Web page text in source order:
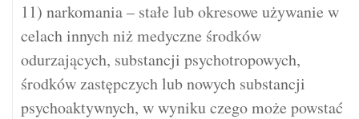
11) narkomania – stałe lub okresowe używanie w
celach innych niż medyczne środków
odurzających, substancji psychotropowych,
środków zastępczych lub nowych substancji
psychoaktywnych, w wyniku czego może powstać